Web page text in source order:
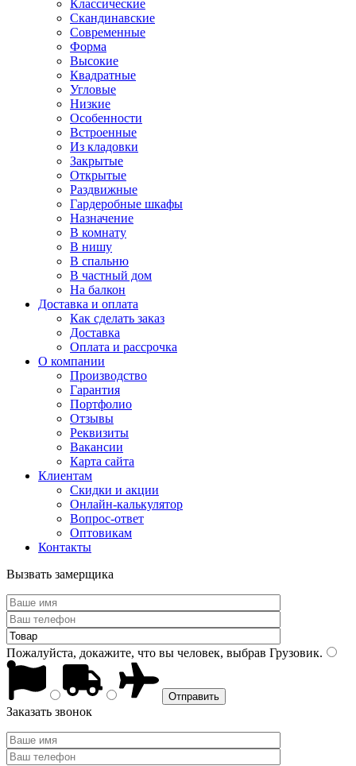
Классические
Скандинавские
Современные
Форма
Высокие
Квадратные
Угловые
Низкие
Особенности
Встроенные
Из кладовки
Закрытые
Открытые
Раздвижные
Гардеробные шкафы
Назначение
В комнату
В нишу
В спальню
В частный дом
На балкон
Доставка и оплата
Как сделать заказ
Доставка
Оплата и рассрочка
О компании
Производство
Гарантия
Портфолио
Отзывы
Реквизиты
Вакансии
Карта сайта
Клиентам
Скидки и акции
Онлайн-калькулятор
Вопрос-ответ
Оптовикам
Контакты
Вызвать замерщика
Пожалуйста, докажите, что вы человек, выбрав Грузовик.
Заказать звонок